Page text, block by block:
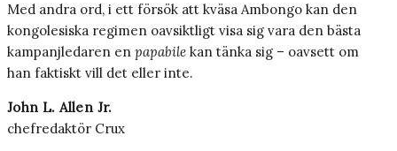
Med andra ord, i ett försök att kväsa Ambongo kan den
kongolesiska regimen oavsiktligt visa sig vara den bästa
kampanjledaren en papabile kan tänka sig – oavsett om
han ­faktiskt vill det eller inte.
John L. Allen Jr.
chefredaktör Crux